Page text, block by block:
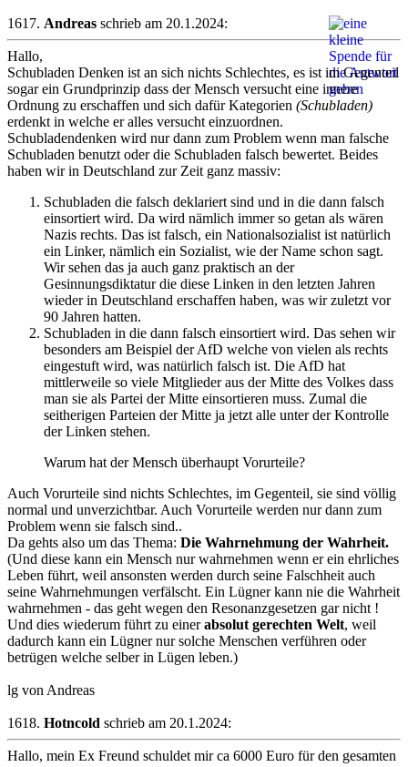
1617. Andreas schrieb am 20.1.2024:
Hallo,
Schubladen Denken ist an sich nichts Schlechtes, es ist im Gegenteil
sogar ein Grundprinzip dass der Mensch versucht eine innere
Ordnung zu erschaffen und sich dafür Kategorien (Schubladen)
erdenkt in welche er alles versucht einzuordnen.
Schubladendenken wird nur dann zum Problem wenn man falsche
Schubladen benutzt oder die Schubladen falsch bewertet. Beides
haben wir in Deutschland zur Zeit ganz massiv:
Schubladen die falsch deklariert sind und in die dann falsch
einsortiert wird. Da wird nämlich immer so getan als wären
Nazis rechts. Das ist falsch, ein Nationalsozialist ist natürlich
ein Linker, nämlich ein Sozialist, wie der Name schon sagt.
Wir sehen das ja auch ganz praktisch an der
Gesinnungsdiktatur die diese Linken in den letzten Jahren
wieder in Deutschland erschaffen haben, was wir zuletzt vor
90 Jahren hatten.
Schubladen in die dann falsch einsortiert wird. Das sehen wir
besonders am Beispiel der AfD welche von vielen als rechts
eingestuft wird, was natürlich falsch ist. Die AfD hat
mittlerweile so viele Mitglieder aus der Mitte des Volkes dass
man sie als Partei der Mitte einsortieren muss. Zumal die
seitherigen Parteien der Mitte ja jetzt alle unter der Kontrolle
der Linken stehen.
Warum hat der Mensch überhaupt Vorurteile?
Auch Vorurteile sind nichts Schlechtes, im Gegenteil, sie sind völlig
normal und unverzichtbar. Auch Vorurteile werden nur dann zum
Problem wenn sie falsch sind..
Da gehts also um das Thema: Die Wahrnehmung der Wahrheit.
(Und diese kann ein Mensch nur wahrnehmen wenn er ein ehrliches
Leben führt, weil ansonsten werden durch seine Falschheit auch
seine Wahrnehmungen verfälscht. Ein Lügner kann nie die Wahrheit
wahrnehmen - das geht wegen den Resonanzgesetzen gar nicht !
Und dies wiederum führt zu einerabsolut gerechten Welt, weil
dadurch kann ein Lügner nur solche Menschen verführen oder
betrügen welche selber in Lügen leben.)
lg von Andreas
1618. Hotncold schrieb am 20.1.2024:
Hallo, mein Ex Freund schuldet mir ca 6000 Euro für den gesamten